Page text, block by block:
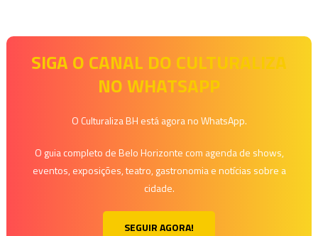
SIGA O CANAL DO CULTURALIZA
NO WHATSAPP
O Culturaliza BH está agora no WhatsApp.
O guia completo de Belo Horizonte com agenda de shows,
eventos, exposições, teatro, gastronomia e notícias sobre a
cidade.
SEGUIR AGORA!